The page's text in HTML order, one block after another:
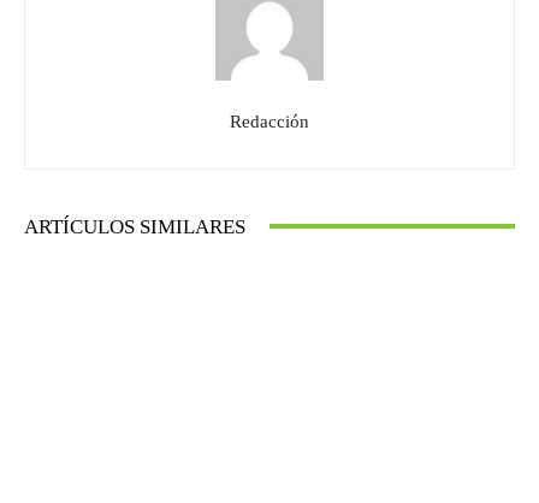
Redacción
ARTÍCULOS SIMILARES